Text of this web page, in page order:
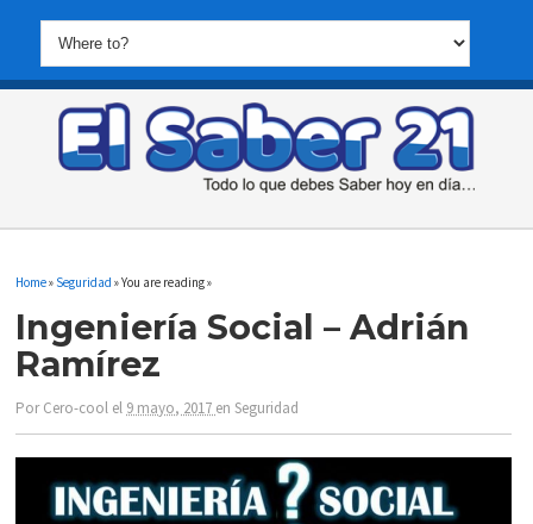
Home» Seguridad » You are reading »
Ingeniería Social – Adrián
Ramírez
PorCero-cool el 9 mayo, 2017 enSeguridad